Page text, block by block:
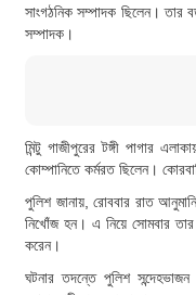
সাংগঠনিক সম্পাদক ছিলেন। তার
সম্পাদক।
মিন্টু গাজীপুরের টঙ্গী পাগার
কোম্পানিতে কর্মরত ছিলেন।
পুলিশ জানায়, রোববার রাত
নিখোঁজ হন। এ নিয়ে সোমবার তার
করেন।
ঘটনার তদন্তে পুলিশ